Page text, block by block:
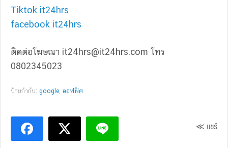
Tiktok it24hrs
facebook it24hrs
ติดต่อโฆษณา it24hrs@it24hrs.com โทร
0802345023
ป้ายกำกับ: google ออฟฟิศ
≪ แชร์